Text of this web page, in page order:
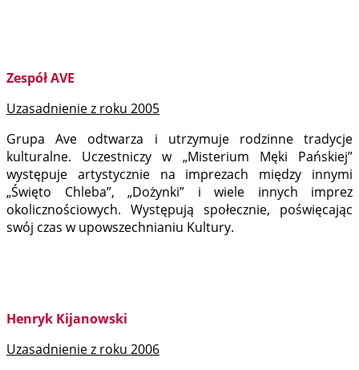
Zespół AVE
Uzasadnienie z roku 2005
Grupa Ave odtwarza i utrzymuje rodzinne tradycje
kulturalne. Uczestniczy w „Misterium Męki Pańskiej”
występuje artystycznie na imprezach między innymi
„Święto Chleba”, „Dożynki” i wiele innych imprez
okolicznościowych. Występują społecznie, poświęcając
swój czas w upowszechnianiu Kultury.
Henryk Kijanowski
Uzasadnienie z roku 2006